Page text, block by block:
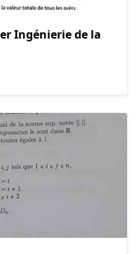
Ingénierie de la